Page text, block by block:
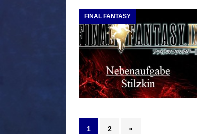
FINAL FANTASY
1 2 »